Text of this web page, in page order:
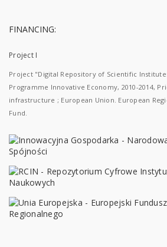
FINANCING:
Project I
Project "Digital Repository of Scientific
Programme Innovative Economy, 2010-2014,
infrastructure ; European Union. European
Fund.